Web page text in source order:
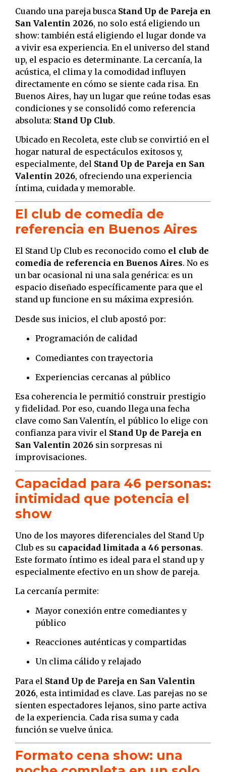
Cuando una pareja busca Stand Up de Pareja en
San Valentin 2026, no solo está eligiendo un
show: también está eligiendo el lugar donde va
a vivir esa experiencia. En el universo del stand
up, el espacio es determinante. La cercanía, la
acústica, el clima y la comodidad influyen
directamente en cómo se siente cada risa. En
Buenos Aires, hay un lugar que reúne todas esas
condiciones y se consolidó como referencia
absoluta: Stand Up Club.
Ubicado en Recoleta, este club se convirtió en el
hogar natural de espectáculos exitosos y,
especialmente, del Stand Up de Pareja en San
Valentin 2026, ofreciendo una experiencia
íntima, cuidada y memorable.
El club de comedia de
referencia en Buenos Aires
El Stand Up Club es reconocido como el club de
comedia de referencia en Buenos Aires. No es
un bar ocasional ni una sala genérica: es un
espacio diseñado específicamente para que el
stand up funcione en su máxima expresión.
Desde sus inicios, el club apostó por:
Programación de calidad
Comediantes con trayectoria
Experiencias cercanas al público
Esa coherencia le permitió construir prestigio
y fidelidad. Por eso, cuando llega una fecha
clave como San Valentín, el público lo elige con
confianza para vivir el Stand Up de Pareja en
San Valentin 2026 sin sorpresas ni
improvisaciones.
Capacidad para 46 personas:
intimidad que potencia el
show
Uno de los mayores diferenciales del Stand Up
Club es su capacidad limitada a 46 personas.
Este formato íntimo es ideal para el stand up y
especialmente efectivo en un show de pareja.
La cercanía permite:
Mayor conexión entre comediantes y
público
Reacciones auténticas y compartidas
Un clima cálido y relajado
Para el Stand Up de Pareja en San Valentin
2026, esta intimidad es clave. Las parejas no se
sienten espectadores lejanos, sino parte activa
de la experiencia. Cada risa suma y cada
función se vuelve única.
Formato cena show: una